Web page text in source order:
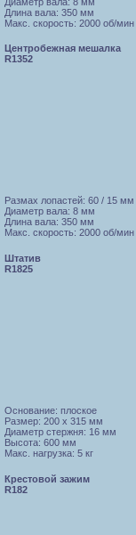
Длина вала: 350 мм
Макс. скорость: 2000 об/мин
Центробежная мешалка
R1352
Размах лопастей: 60 / 15 мм
Диаметр вала: 8 мм
Длина вала: 350 мм
Макс. скорость: 2000 об/мин
Штатив
R1825
Основание: плоское
Размер: 200 х 315 мм
Диаметр стержня: 16 мм
Высота: 600 мм
Макс. нагрузка: 5 кг
Крестовой зажим
R182